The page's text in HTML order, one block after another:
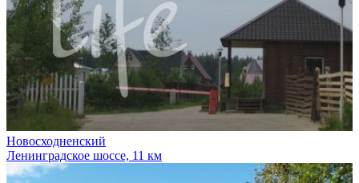
Новосходненский
Ленинградское шоссе, 11 км